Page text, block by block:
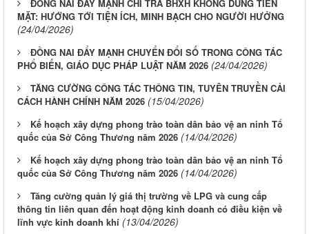
ĐỒNG NAI ĐẨY MẠNH CHI TRẢ BHXH KHÔNG DÙNG TIỀN
MẶT: HƯỚNG TỚI TIỆN ÍCH, MINH BẠCH CHO NGƯỜI HƯỞNG
(24/04/2026)
ĐỒNG NAI ĐẨY MẠNH CHUYỂN ĐỔI SỐ TRONG CÔNG TÁC
PHỔ BIẾN, GIÁO DỤC PHÁP LUẬT NĂM 2026 (24/04/2026)
TĂNG CƯỜNG CÔNG TÁC THÔNG TIN, TUYÊN TRUYỀN CẢI
CÁCH HÀNH CHÍNH NĂM 2026 (15/04/2026)
Kế hoạch xây dựng phong trào toàn dân bảo vệ an ninh Tổ
quốc của Sở Công Thương năm 2026 (14/04/2026)
Kế hoạch xây dựng phong trào toàn dân bảo vệ an ninh Tổ
quốc của Sở Công Thương năm 2026 (14/04/2026)
Tăng cường quản lý giá thị trường về LPG và cung cấp
thông tin liên quan đến hoạt động kinh doanh có điều kiện về
lĩnh vực kinh doanh khí (13/04/2026)